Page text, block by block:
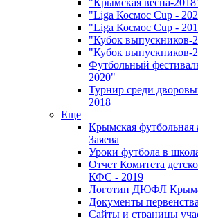
"Крымская весна-
"Liga Космос Cup -
"Liga Космос Cup -
"Кубок выпускников-
"Кубок выпускников-
Футбольный
2020"
Турнир среди
2018
Еще
Крымская
Заяева
Уроки футбола в
Отчет Комитета
КФС - 2019
Логотип ДЮФЛ
Документы
Сайты и страницы